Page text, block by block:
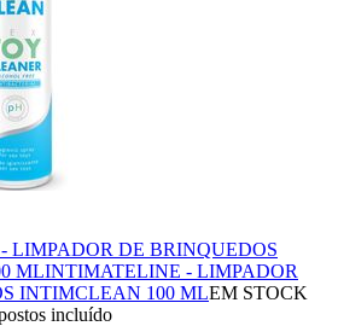
LIMPADOR DE BRINQUEDOS
MLINTIMATELINE - LIMPADOR
INTIMCLEAN 100 MLEM STOCK
incluído